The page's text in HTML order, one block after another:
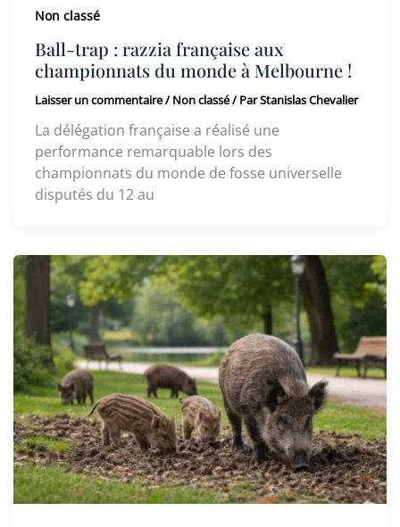
Non classé
Ball-trap : razzia française aux
championnats du monde à Melbourne !
Laisser un commentaire/Non classé/ ParStanislas Chevalier
La délégation française a réalisé une
performance remarquable lors des
championnats du monde de fosse universelle
disputés du 12 au